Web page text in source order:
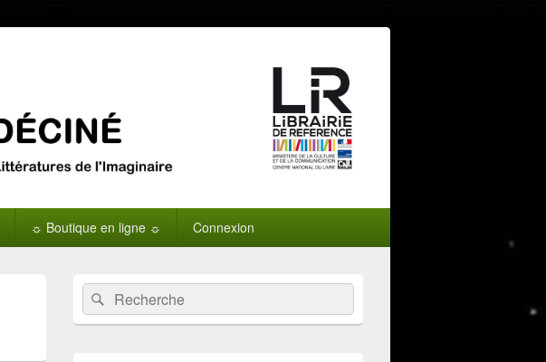
☼ Boutique en ligne ☼ Connexion
Zone
principale
de
widget
Recherche :Rechercher